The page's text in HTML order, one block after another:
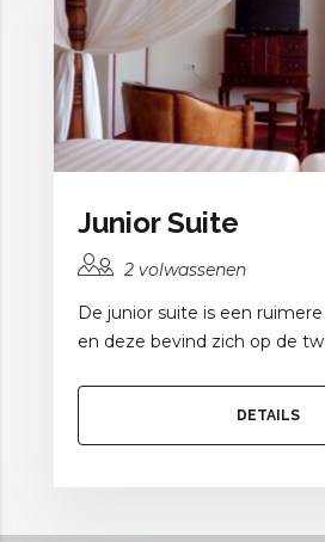
Junior Suite
2 volwassenen
De junior suite is een
en deze bevind zich op de
DETAILS